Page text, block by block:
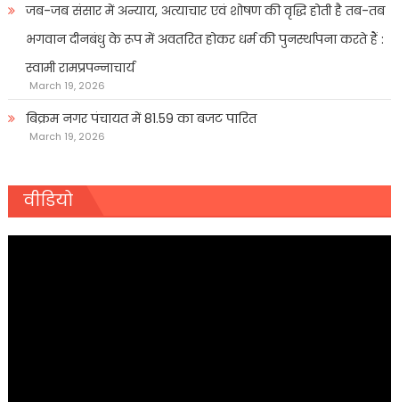
जब-जब संसार में अन्याय, अत्याचार एवं शोषण की वृद्धि होती है तब-तब
भगवान दीनबंधु के रूप में अवतरित होकर धर्म की पुनर्स्थापना करते हैं :
स्वामी रामप्रपन्नाचार्य
March 19, 2026
बिक्रम नगर पंचायत में 81.59 का बजट पारित
March 19, 2026
वीडियो